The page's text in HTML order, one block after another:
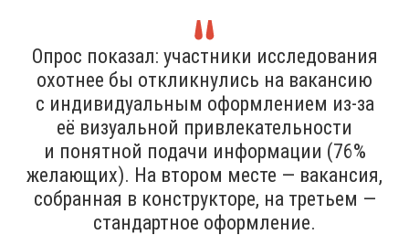
Опрос показал: участники исследования
охотнее бы откликнулись на вакансию
с индивидуальным оформлением из-за
её визуальной привлекательности
и понятной подачи информации (76%
желающих). На втором месте — вакансия,
собранная в конструкторе, на третьем —
стандартное оформление.